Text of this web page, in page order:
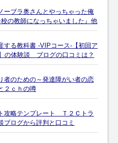
ーブラ奥さんとやっちゃった俺
の教師になっちゃいました』他
する教科書 -VIPコース-【初回ア
の体験談 ブログの口コミは？
者のための～発達障がい者の恋
２ｃｈの噂
攻略テンプレート Ｔ２Ｃトラ
ブログから評判と口コミ